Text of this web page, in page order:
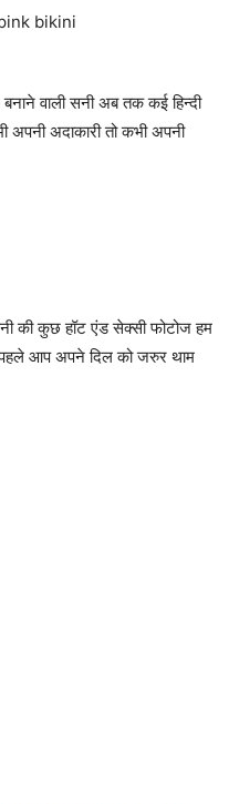
वाली सनी अब तक कई हिन्दी
अपनी अदाकारी तो कभी अपनी
की कुछ हॉट एंड सेक्सी फोटोज हम
आप अपने दिल को जरुर थाम